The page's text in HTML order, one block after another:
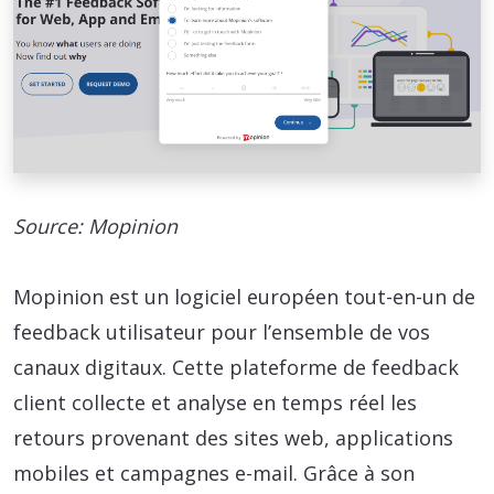
Source: Mopinion
Mopinion est un logiciel européen tout-en-un de
feedback utilisateur pour l’ensemble de vos
canaux digitaux. Cette plateforme de feedback
client collecte et analyse en temps réel les
retours provenant des sites web, applications
mobiles et campagnes e-mail. Grâce à son